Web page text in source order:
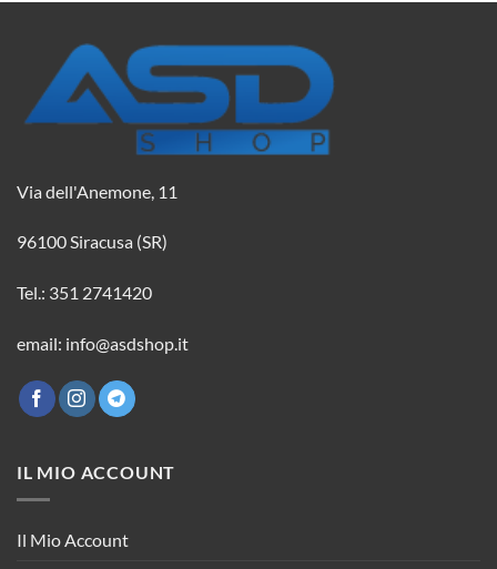
Via dell'Anemone, 11
96100 Siracusa (SR)
Tel.: 351 2741420
email: info@asdshop.it
IL MIO ACCOUNT
Il Mio Account